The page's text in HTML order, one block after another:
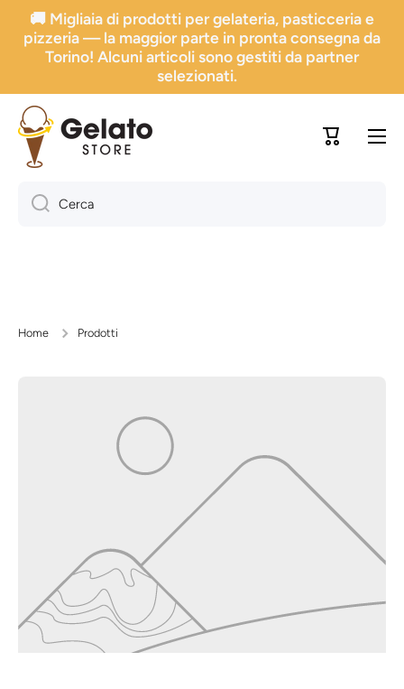
Vai direttamente ai contenuti
🚚 Migliaia di prodotti per gelateria, pasticceria e
pizzeria — la maggior parte in pronta consegna da
Torino! Alcuni articoli sono gestiti da partner
selezionati.
Carrello
Cerca
Home Prodotti